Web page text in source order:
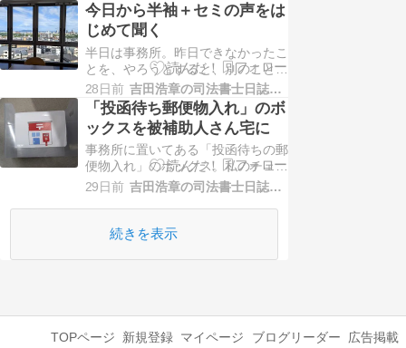
今日から半袖＋セミの声をは
じめて聞く
半日は事務所。昨日できなかったこ
とを、やろうとすると、別のことが
入り、やろうとすると、また別のこ
とが入り。何とか最低限の遅延を解
消して、外出です。自宅の中で、は
じめてセミの声を聞きました。スタ
ッフの家ではとっくに…らしいです
が、場所柄なのでしょう。仕事着
は、今日から半袖。エアコ…
28日前 吉田浩章の司法書士日誌−堺市堺区−
「投函待ち郵便物入れ」のボ
ックスを被補助人さん宅に
事務所に置いてある「投函待ちの郵
便物入れ」のボックス。私のチェッ
クを待つ郵便物を、一か所に取りま
宅内に散乱している郵便物が、まと
果、ボックス内は空っぽで残念でし
29日前 吉田浩章の司法書士日誌−堺市堺区−
続きを表示
TOPページ 新規登録 マイページ ブログリーダー
広告掲載